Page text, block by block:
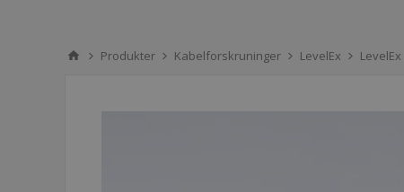
Produkter Kabelforskruninger LevelEx LevelEx